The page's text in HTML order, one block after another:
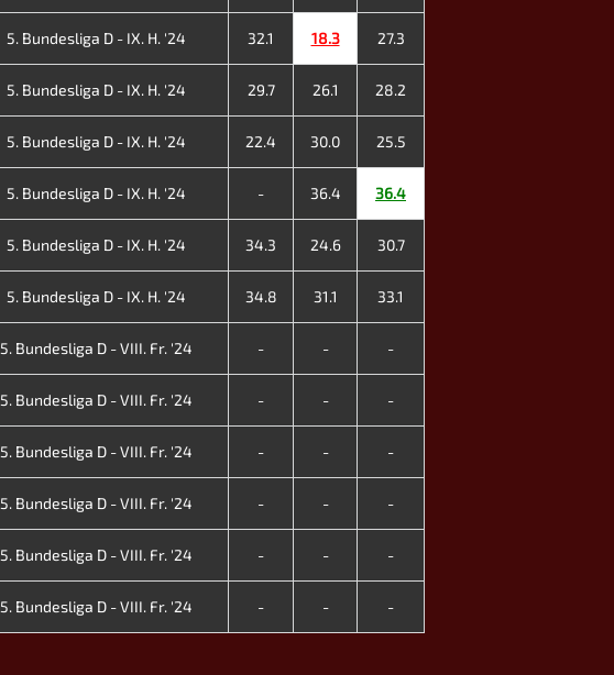
5. Bundesliga D - IX. H. '24 32.1 18.3 27.3
5. Bundesliga D - IX. H. '24 29.7 26.1 28.2
5. Bundesliga D - IX. H. '24 22.4 30.0 25.5
5. Bundesliga D - IX. H. '24 - 36.4 36.4
5. Bundesliga D - IX. H. '24 34.3 24.6 30.7
5. Bundesliga D - IX. H. '24 34.8 31.1 33.1
5. Bundesliga D - VIII. Fr. '24 - - -
5. Bundesliga D - VIII. Fr. '24 - - -
5. Bundesliga D - VIII. Fr. '24 - - -
5. Bundesliga D - VIII. Fr. '24 - - -
5. Bundesliga D - VIII. Fr. '24 - - -
5. Bundesliga D - VIII. Fr. '24 - - -